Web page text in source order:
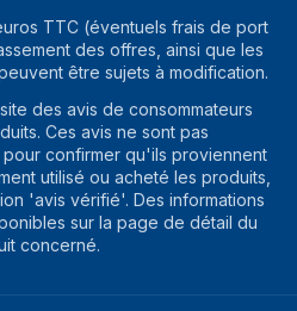
TTC (éventuels frais de port
des offres, ainsi que les
être sujets à modification.
des avis de consommateurs
Ces avis ne sont pas
confirmer qu'ils proviennent
utilisé ou acheté les produits,
'avis vérifié'. Des informations
sur la page de détail du
concerné.